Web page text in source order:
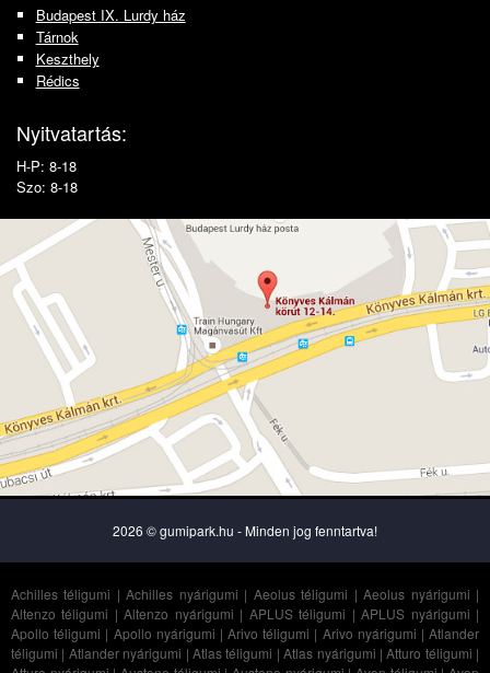
Budapest IX. Lurdy ház
Tárnok
Keszthely
Rédics
Nyitvatartás:
H-P: 8-18
Szo: 8-18
2026 © gumipark.hu - Minden jog fenntartva!
Achilles téligumi |Achilles nyárigumi | Aeolus téligumi |Aeolus nyárigumi |
Altenzo téligumi |Altenzo nyárigumi | APLUS téligumi |APLUS nyárigumi |
Apollo téligumi | Apollo nyárigumi |Arivo téligumi | Arivo nyárigumi |Atlander
téligumi | Atlander nyárigumi | Atlas téligumi |Atlas nyárigumi |Atturo téligumi |